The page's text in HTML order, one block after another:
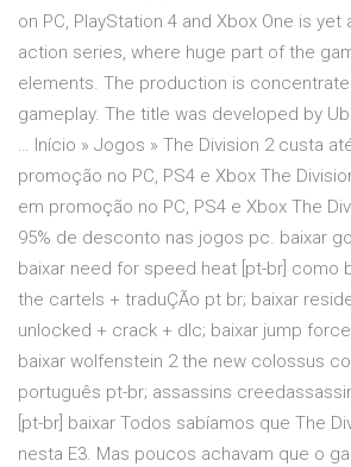
on PC, PlayStation 4 and Xbox One is
action series, where huge part of the
elements. The production is
gameplay. The title was developed by
… Início » Jogos » The Division 2 custa
promoção no PC, PS4 e Xbox The
em promoção no PC, PS4 e Xbox The
95% de desconto nas jogos pc. baixar
baixar need for speed heat [pt-br] como
the cartels + traduÇÃo pt br; baixar
unlocked + crack + dlc; baixar jump
baixar wolfenstein 2 the new colossus
português pt-br; assassins
[pt-br] baixar Todos sabíamos que The
nesta E3. Mas poucos achavam que o